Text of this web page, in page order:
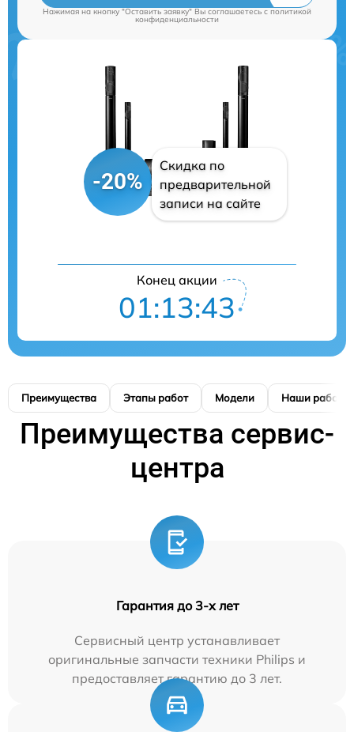
Нажимая на кнопку "Оставить заявку" Вы соглашаетесь c политикой
конфиденциальности
-20%
Скидка по
предварительной
записи на сайте
Конец акции
01:13:42
Преимущества Этапы работ Модели Наши работы
Преимущества сервис-
центра
Гарантия до 3-х лет
Сервисный центр устанавливает
оригинальные запчасти техники Philips и
предоставляет гарантию до 3 лет.